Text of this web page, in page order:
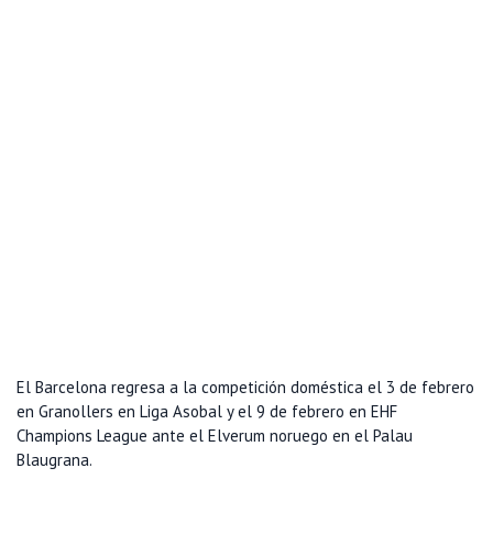
El Barcelona regresa a la competición doméstica el 3 de febrero
en Granollers en Liga Asobal y el 9 de febrero en EHF
Champions League ante el Elverum noruego en el Palau
Blaugrana.